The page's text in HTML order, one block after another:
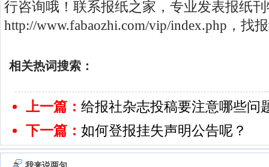
行咨询哦！联系报纸之家，专业发表报纸
http://www.fabaozhi.com/vip/index.php，找
相关热词搜索：
上一篇： 给报社杂志投稿要注意哪些问
下一篇： 如何登报挂失声明公告呢？